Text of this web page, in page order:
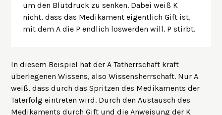
um den Blutdruck zu senken. Dabei weiß K
nicht, dass das Medikament eigentlich Gift ist,
mit dem A die P endlich loswerden will. P stirbt.
In diesem Beispiel hat der A Tatherrschaft kraft
überlegenen Wissens, also Wissensherrschaft. Nur A
weiß, dass durch das Spritzen des Medikaments der
Taterfolg eintreten wird. Durch den Austausch des
Medikaments durch Gift und die Anweisung der K